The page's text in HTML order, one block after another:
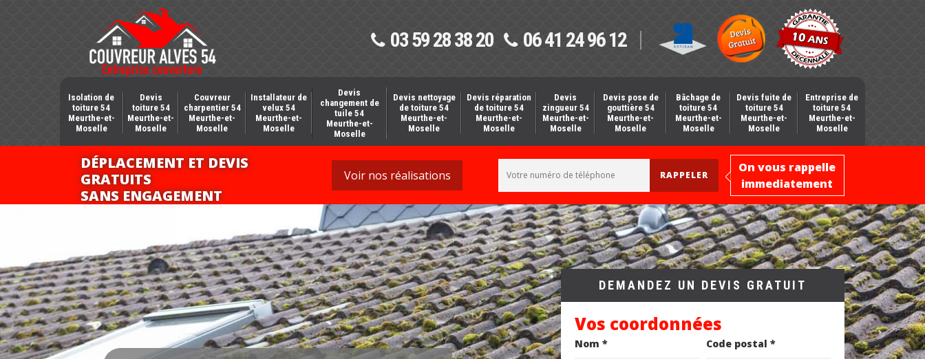
03 59 28 38 20 06 41 24 96 12
Isolation de
toiture 54
Meurthe-et-
Moselle
Devis
toiture 54
Meurthe-et-
Moselle
Couvreur
charpentier 54
Meurthe-et-
Moselle
Installateur de
velux 54
Meurthe-et-
Moselle
Devis
changement de
tuile 54
Meurthe-et-
Moselle
Devis nettoyage
de toiture 54
Meurthe-et-
Moselle
Devis réparation
de toiture 54
Meurthe-et-
Moselle
Devis
zingueur 54
Meurthe-et-
Moselle
Devis pose de
gouttière 54
Meurthe-et-
Moselle
Bâchage de
toiture 54
Meurthe-et-
Moselle
Devis fuite de
toiture 54
Meurthe-et-
Moselle
Entreprise de
toiture 54
Meurthe-et-
Moselle
DÉPLACEMENT ET DEVIS
GRATUITS
SANS ENGAGEMENT
Voir nos réalisations
On vous rappelle
immediatement
DEMANDEZ UN DEVIS GRATUIT
Vos coordonnées
Nom * Code postal *